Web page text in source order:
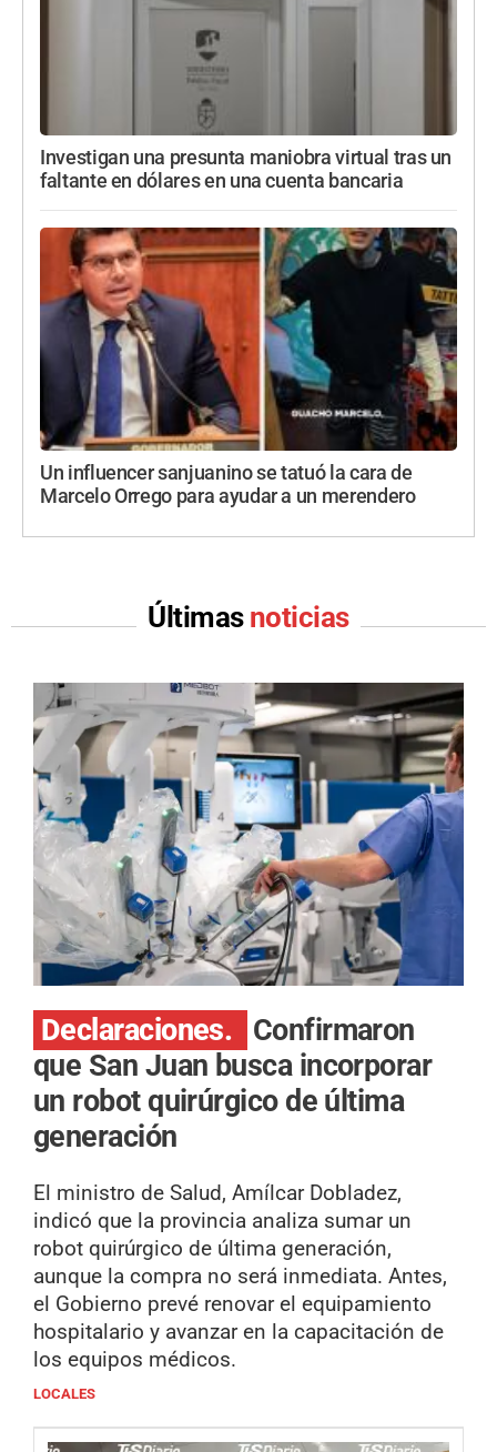
Investigan una presunta maniobra virtual tras un
faltante en dólares en una cuenta bancaria
Un influencer sanjuanino se tatuó la cara de
Marcelo Orrego para ayudar a un merendero
Últimas noticias
Declaraciones.
Confirmaron
que San Juan busca incorporar
un robot quirúrgico de última
generación
El ministro de Salud, Amílcar Dobladez,
indicó que la provincia analiza sumar un
robot quirúrgico de última generación,
aunque la compra no será inmediata. Antes,
el Gobierno prevé renovar el equipamiento
hospitalario y avanzar en la capacitación de
los equipos médicos.
LOCALES